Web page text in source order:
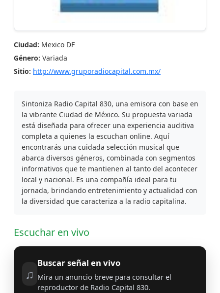
Ciudad: Mexico DF
Género: Variada
Sitio: http://www.gruporadiocapital.com.mx/
Sintoniza Radio Capital 830, una emisora con base en
la vibrante Ciudad de México. Su propuesta variada
está diseñada para ofrecer una experiencia auditiva
completa a quienes la escuchan online. Aquí
encontrarás una cuidada selección musical que
abarca diversos géneros, combinada con segmentos
informativos que te mantienen al tanto del acontecer
local y nacional. Es una compañía ideal para tu
jornada, brindando entretenimiento y actualidad con
la diversidad que caracteriza a la radio capitalina.
Escuchar en vivo
♫
Buscar señal en vivo
Mira un anuncio breve para consultar el
reproductor de Radio Capital 830.